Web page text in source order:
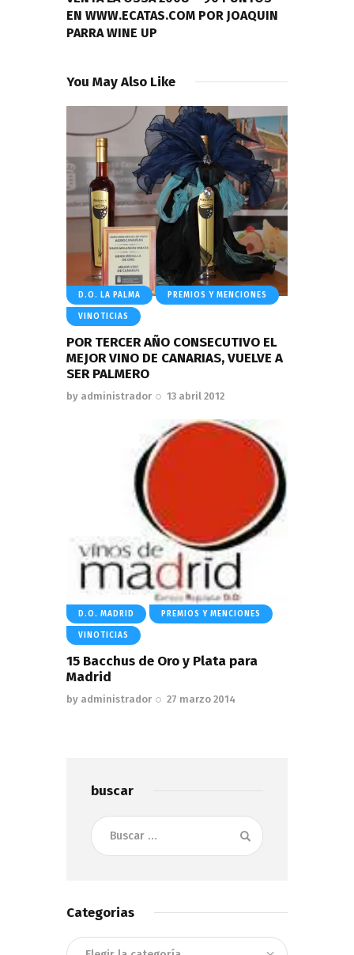
EN WWW.ECATAS.COM POR JOAQUIN
PARRA WINE UP
You May Also Like
D.O. LA PALMA PREMIOS Y MENCIONES
VINOTICIAS
POR TERCER AÑO CONSECUTIVO EL
MEJOR VINO DE CANARIAS, VUELVE A
SER PALMERO
by administrador 13 abril 2012
D.O. MADRID PREMIOS Y MENCIONES
VINOTICIAS
15 Bacchus de Oro y Plata para
Madrid
by administrador 27 marzo 2014
buscar
Buscar:
Categorias
Categorias